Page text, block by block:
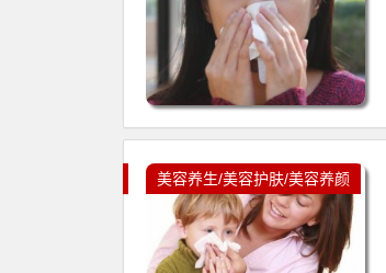
美容养生/美容护肤/美容养颜